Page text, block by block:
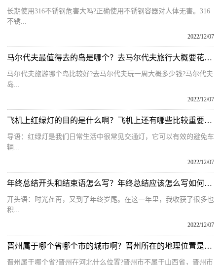
长期使用316不锈钢危害大吗?正确使用不锈钢容器对人体无害。316
不锈...
2022/12/07
马尔代夫最值得去的岛是哪个？去马尔代夫旅行大概要花多少钱呢？
马尔代夫旅游哪个岛比较好?去马尔代夫玩一周大概多少钱?马尔代夫
岛...
2022/12/07
飞机上红绿灯的目的是什么啊？飞机上还有哪些比较重要的灯呢？
导语：红绿灯是我们日常生活中很常见交通灯，它可以有效的避免车
辆...
2022/12/07
年终总结开头和结束语怎么写？年终总结应该怎么写如何才能写好？
开头语：时光荏苒，又到了年终岁尾。在这一年里，我收获了很多也
积...
2022/12/07
晋州属于哪个省哪个市的城市啊？晋州所在的地理位置是哪里呢？
晋州属于哪个省?晋州在河北什么位置?晋州市不属于山西省，晋州市